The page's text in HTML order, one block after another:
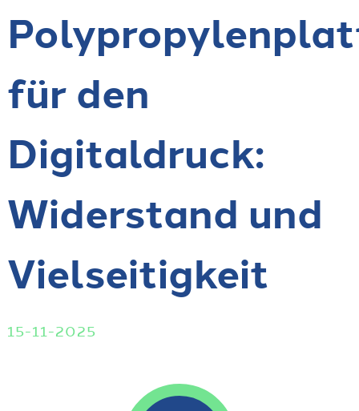
für den
Digitaldruck:
Widerstand und
Vielseitigkeit
15-11-2025